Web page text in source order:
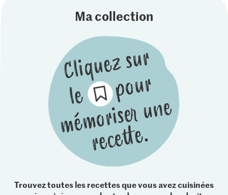
Ma collection
Trouvez toutes les recettes que vous avez cuisinées